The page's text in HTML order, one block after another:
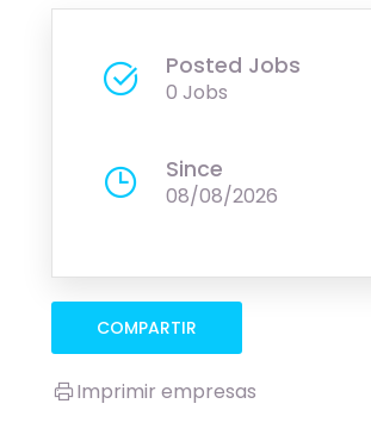
Posted Jobs
0 Jobs
Since
08/08/2026
COMPARTIR
Imprimir empresas